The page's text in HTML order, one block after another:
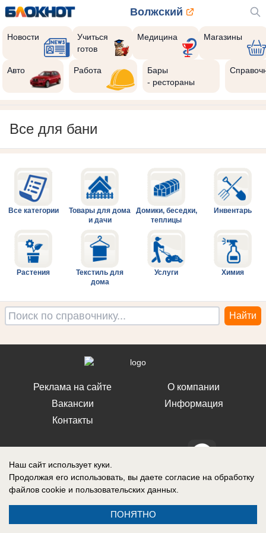
Волжский
Новости
Учиться
готов
Медицина Магазины
Авто Работа
Бары
- рестораны
Все для бани
Все категории
Товары для дома
и дачи
Домики, беседки,
теплицы
Инвентарь
Растения
Текстиль для
дома
Услуги Химия
Реклама на сайте
Вакансии
Контакты
О компании
Информация
Свидетельство о регистрации СМИ: Эл № ФС 77-76240, выдано
Федеральной службой по надзору в сфере связи, информационных
Наш сайт использует куки.
Продолжая его использовать, вы даете согласие на обработку
файлов cookie и пользовательских данных.
ПОНЯТНО